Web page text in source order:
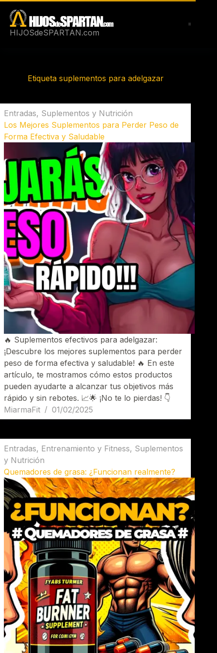
contenido
HIJOSdeSPARTAN.com
Etiquetasuplementos para adelgazar
Entradas, Suplementos y Nutrición
Los Mejores Suplementos para Perder Peso de
Forma Efectiva y Saludable
🔥 Suplementos efectivos para adelgazar:
¡Descubre los mejores suplementos para perder
peso de forma efectiva y saludable! 🔥 En este
artículo, te mostramos cómo estos productos
pueden ayudarte a alcanzar tus objetivos más
rápido y sin rebotes. 📈🌟 ¡No te lo pierdas! 👇
MiarmaFit
01/02/2025
Entradas, Entrenamiento y Fitness, Suplementos
y Nutrición
Quemadores de grasa: ¿Funcionan realmente?